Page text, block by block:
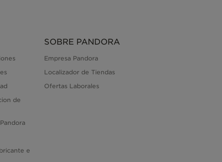
de
e
SOBRE PANDORA
Empresa Pandora
Localizador de Tiendas
Ofertas Laborales